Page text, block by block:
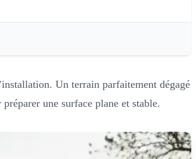
Un terrain parfaitement dégagé
une surface plane et stable.